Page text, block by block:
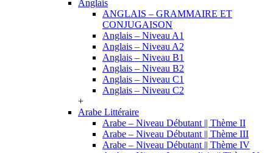
Anglais
ANGLAIS – GRAMMAIRE ET
CONJUGAISON
Anglais – Niveau A1
Anglais – Niveau A2
Anglais – Niveau B1
Anglais – Niveau B2
Anglais – Niveau C1
Anglais – Niveau C2
+
Arabe Littéraire
Arabe – Niveau Débutant || Thème II
Arabe – Niveau Débutant || Thème III
Arabe – Niveau Débutant || Thème IV